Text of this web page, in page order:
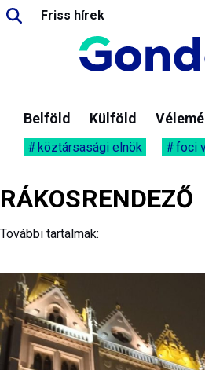
Friss hírek
Belföld Külföld
köztársasági elnök foci
RÁKOSRENDEZŐ
További tartalmak: